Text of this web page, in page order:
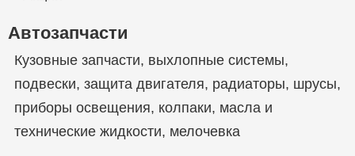
Автозапчасти
Кузовные запчасти, выхлопные системы,
подвески, защита двигателя, радиаторы, шрусы,
приборы освещения, колпаки, масла и
технические жидкости, мелочевка